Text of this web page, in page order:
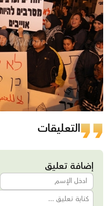
التعليقات
إضافة تعليق